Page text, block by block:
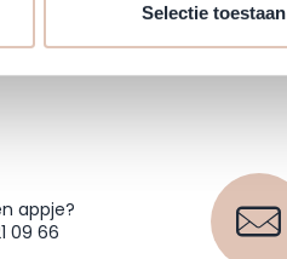
Selectie toestaan
appje?
09 66